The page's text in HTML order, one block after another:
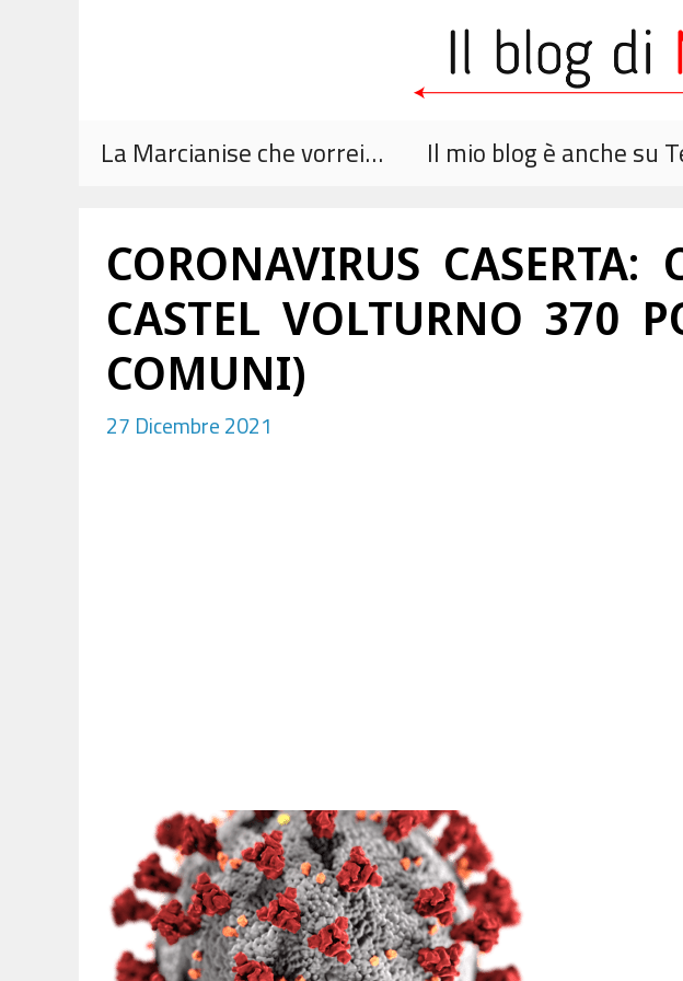
La Marcianise che vorrei… Il mio blog è anche su
CORONAVIRUS
CASTEL VOLTURNO 370
COMUNI)
27 Dicembre 2021